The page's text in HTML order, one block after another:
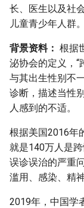
长、医生以及社
儿童青少年人群。
背景资料： 根据
泌协会的定义，“
与其出生性别不
诊断，描述当性
人感到的不适。
根据美国2016年
就是140万人是
误诊误治的严重
滥用、感染、精
2019年，中国学